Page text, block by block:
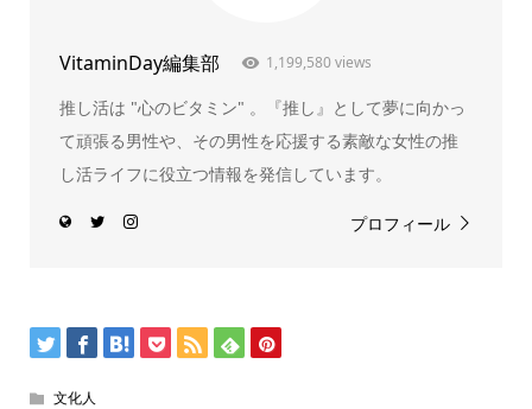
VitaminDay編集部 1,199,580 views
推し活は "心のビタミン" 。『推し』として夢に向かっ
て頑張る男性や、その男性を応援する素敵な女性の推
し活ライフに役立つ情報を発信しています。
プロフィール
文化人